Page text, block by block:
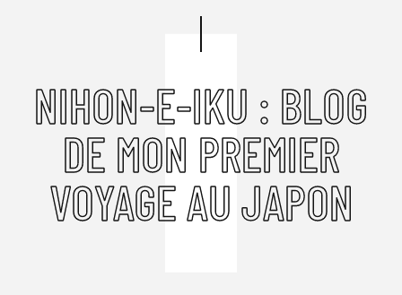
NIHON-E-IKU : BLOG
DE MON PREMIER
VOYAGE AU JAPON